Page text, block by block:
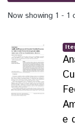
Now showing 1 - 1
e